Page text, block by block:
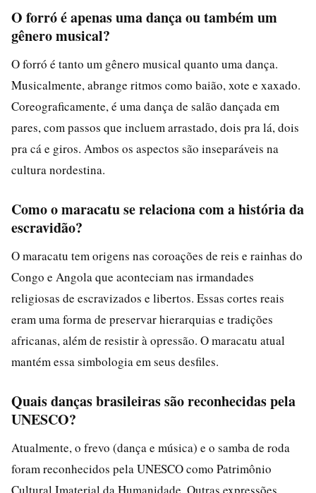
O forró é apenas uma dança ou também um
gênero musical?
O forró é tanto um gênero musical quanto uma dança.
Musicalmente, abrange ritmos como baião, xote e xaxado.
Coreograficamente, é uma dança de salão dançada em
pares, com passos que incluem arrastado, dois pra lá, dois
pra cá e giros. Ambos os aspectos são inseparáveis na
cultura nordestina.
Como o maracatu se relaciona com a história da
escravidão?
O maracatu tem origens nas coroações de reis e rainhas do
Congo e Angola que aconteciam nas irmandades
religiosas de escravizados e libertos. Essas cortes reais
eram uma forma de preservar hierarquias e tradições
africanas, além de resistir à opressão. O maracatu atual
mantém essa simbologia em seus desfiles.
Quais danças brasileiras são reconhecidas pela
UNESCO?
Atualmente, o frevo (dança e música) e o samba de roda
foram reconhecidos pela UNESCO como Patrimônio
Cultural Imaterial da Humanidade. Outras expressões,